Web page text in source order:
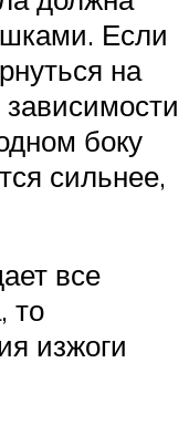
Если
на
боку
сильнее,
все
то
изжоги